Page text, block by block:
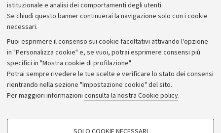
istituzionale e analisi dei comportamenti degli utenti.
Se chiudi questo banner continuerai la navigazione solo con i cookie
necessari.
Puoi esprimere il consenso sui cookie facoltativi attivando l'opzione
in "Personalizza cookie" e, se vuoi, potrai esprimere consensi più
specifici in "Mostra cookie di profilazione".
Potrai sempre rivedere le tue scelte e verificare lo stato dei consensi
rientrando nella sezione "Impostazione cookie" del sito.
Per maggiori informazioni consulta la nostra Cookie policy.
COOKIE DI PROFILAZIONE - FACOLTATIVI
Donazioni e 5x1000
Bandi, gare e concorsi
Albo online
Amministrazione trasparente
Atti di notifica
Informazioni sul sito e accessibilità
Dichiarazione di accessibilità